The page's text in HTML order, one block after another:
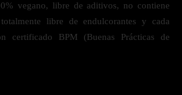
vegano, libre de aditivos, no contiene
libre de endulcorantes y cada
certificado BPM (Buenas Prácticas de